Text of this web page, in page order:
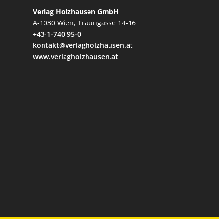
Verlag Holzhausen GmbH
A-1030 Wien, Traungasse 14-16
+43-1-740 95-0
kontakt@verlagholzhausen.at
www.verlagholzhausen.at